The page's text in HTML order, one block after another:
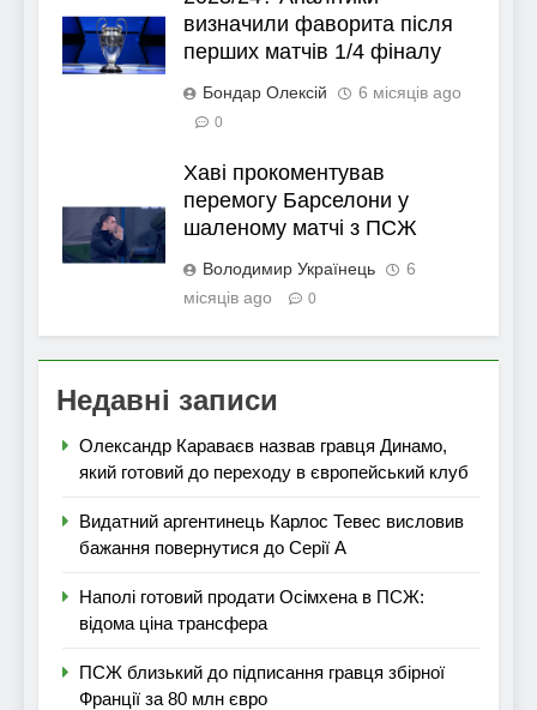
визначили фаворита після
перших матчів 1/4 фіналу
Бондар Олексій 6 місяців ago
0
Хаві прокоментував
перемогу Барселони у
шаленому матчі з ПСЖ
Володимир Українець
6
місяців ago
0
Недавні записи
Олександр Караваєв назвав гравця Динамо,
який готовий до переходу в європейський клуб
Видатний аргентинець Карлос Тевес висловив
бажання повернутися до Серії А
Наполі готовий продати Осімхена в ПСЖ:
відома ціна трансфера
ПСЖ близький до підписання гравця збірної
Франції за 80 млн євро